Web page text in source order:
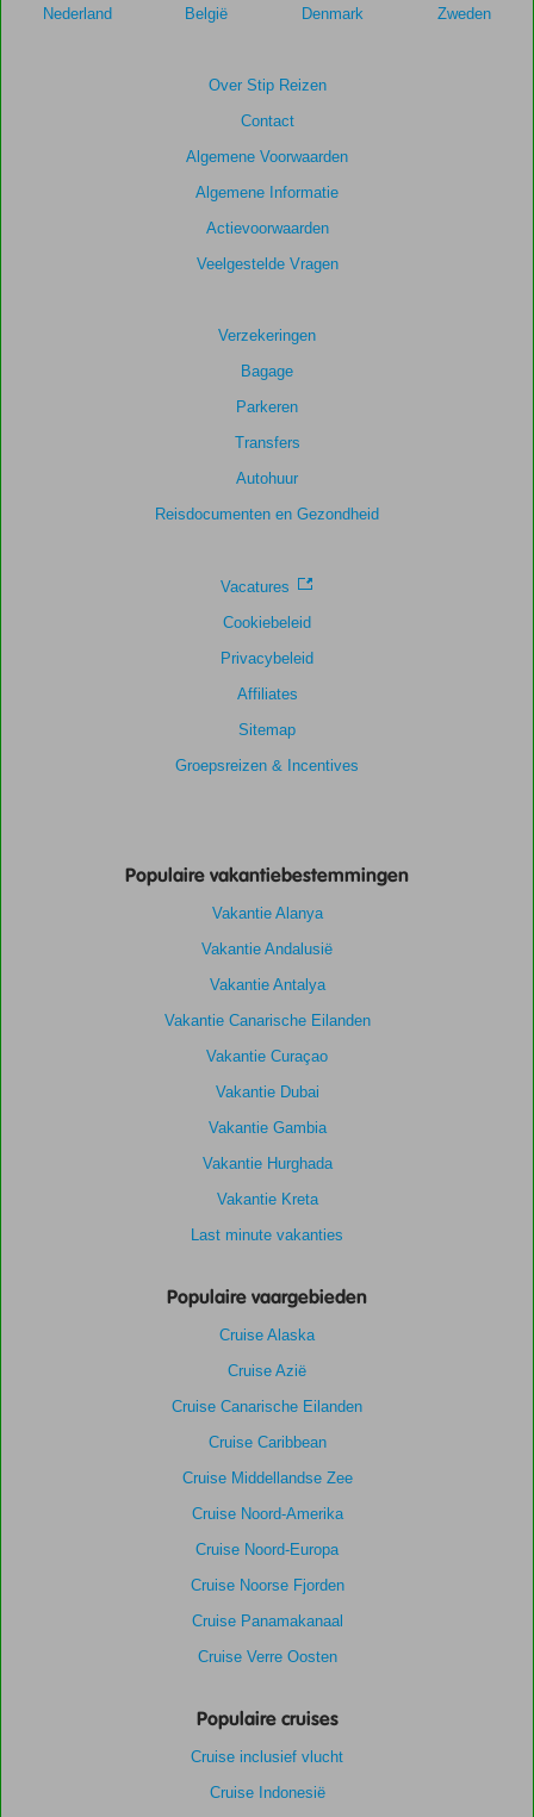
om
8,8
Eten
8,8
Wifi kwaliteit
8,0
Over Stip Reizen
Contact
Algemene Voorwaarden
Algemene Informatie
Actievoorwaarden
Veelgestelde Vragen
Verzekeringen
Bagage
Parkeren
Transfers
Autohuur
Reisdocumenten en Gezondheid
Vacatures
Cookiebeleid
Privacybeleid
Affiliates
Sitemap
Groepsreizen & Incentives
Nederland
België
Denmark
Zweden
Populaire vakantiebestemmingen
Vakantie Alanya
Vakantie Andalusië
Vakantie Antalya
Vakantie Canarische Eilanden
Vakantie Curaçao
Vakantie Dubai
Vakantie Gambia
Vakantie Hurghada
Vakantie Kreta
Last minute vakanties
Populaire vaargebieden
Cruise Alaska
Cruise Azië
Cruise Canarische Eilanden
Cruise Caribbean
Cruise Middellandse Zee
Cruise Noord-Amerika
Cruise Noord-Europa
Cruise Noorse Fjorden
Cruise Panamakanaal
Cruise Verre Oosten
Populaire cruises
Cruise inclusief vlucht
Cruise Indonesië